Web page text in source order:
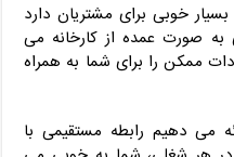
خوبی برای مشتریان دارد
به صورت عمده از کارخانه می
ممکن را برای شما به همراه
می دهیم رابطه مستقیمی با